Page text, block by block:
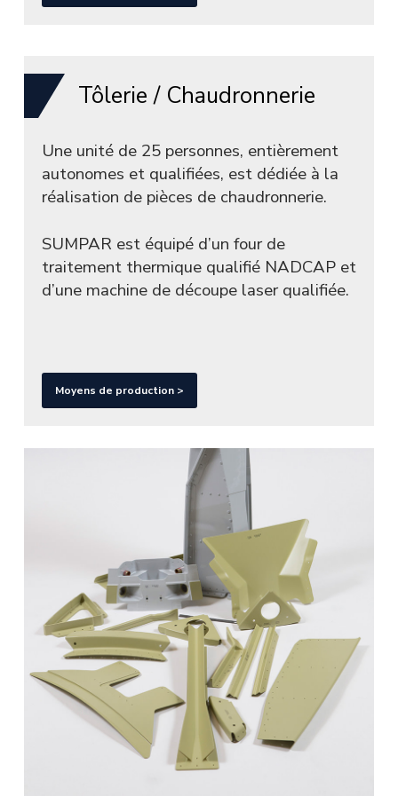
Tôlerie / Chaudronnerie
Une unité de 25 personnes, entièrement
autonomes et qualifiées, est dédiée à la
réalisation de pièces de chaudronnerie.
SUMPAR est équipé d’un four de
traitement thermique qualifié NADCAP et
d’une machine de découpe laser qualifiée.
Moyens de production >